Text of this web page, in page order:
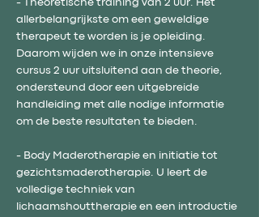
- Theoretische training van 2 uur. Het
allerbelangrijkste om een ​​geweldige
therapeut te worden is je opleiding.
Daarom wijden we in onze intensieve
cursus 2 uur uitsluitend aan de theorie,
ondersteund door een uitgebreide
handleiding met alle nodige informatie
om de beste resultaten te bieden.
- Body Maderotherapie en initiatie tot
gezichtsmaderotherapie. U leert de
volledige techniek van
lichaamshouttherapie en een introductie